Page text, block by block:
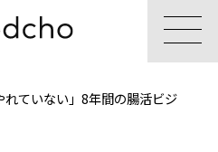
れていない」8年間の腸活ビジ